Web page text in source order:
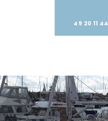
49 20 11 44